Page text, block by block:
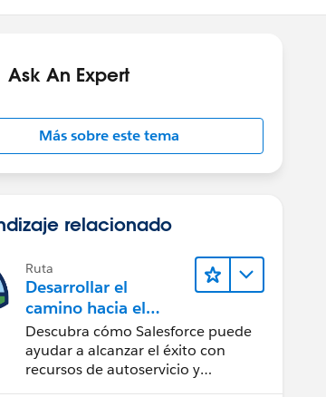
Ask An Expert
Más sobre este tema
relacionado
Ruta
Desarrollar el
camino hacia el
éxito de la IA con
Salesforce
Descubra cómo Salesforce puede
ayudar a alcanzar el éxito con
recursos de autoservicio y